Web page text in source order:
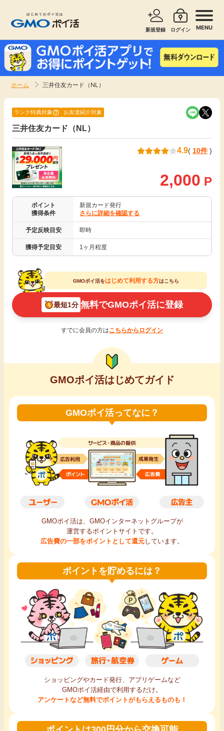
新規登録 ログイン MENU
ホーム 三井住友カード（NL）
新着
高還元
無料
即日還元
アンケート
ゲーム
お友達紹介
毎日ゲット
特集一覧
GMOポイ活の使い方
サービスで探す ショッピングで探す
無料サービス
エンタメ
クレジットカード
暮らし
学び
進学・教育
月額有料サービス
ランク特典対象 お友達紹介対象
三井住友カード（NL）
4.9( 10件)
2,000 P
ポイント
獲得条件
新規カード発行
さらに詳細を確認する
予定反映目安 即時
獲得予定目安 1ヶ月程度
GMOポイ活をはじめて利用する方はこちら
最短1分 無料でGMOポイ活に登録
すでに会員の方はこちらからログイン
GMOポイ活はじめてガイド
GMOポイ活ってなに？
GMOポイ活は、GMOインターネットグループが
運営するポイントサイトです。
広告費の一部をポイントとして還元しています。
ポイントを貯めるには？
ショッピングやカード発行、アプリゲームなど
GMOポイ活経由で利用するだけ。
アンケートなど無料でポイントがもらえるものも！